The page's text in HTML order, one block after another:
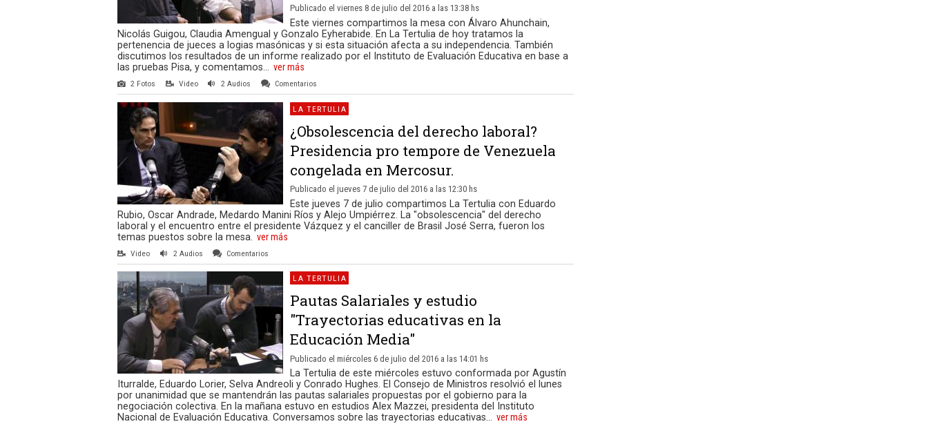
Publicado el viernes 8 de julio del 2016 a las 13:38 hs
Este viernes compartimos la mesa con Álvaro Ahunchain,
Nicolás Guigou, Claudia Amengual y Gonzalo Eyherabide. En La Tertulia de hoy tratamos la
pertenencia de jueces a logias masónicas y si esta situación afecta a su independencia. También
discutimos los resultados de un informe realizado por el Instituto de Evaluación Educativa en base a
las pruebas Pisa, y comentamos...
ver más
2 Fotos Video 2 Audios Comentarios
LA TERTULIA
¿Obsolescencia del derecho laboral?
Presidencia pro tempore de Venezuela
congelada en Mercosur.
Publicado el jueves 7 de julio del 2016 a las 12:30 hs
Este jueves 7 de julio compartimos La Tertulia con Eduardo
Rubio, Oscar Andrade, Medardo Manini Ríos y Alejo Umpiérrez. La "obsolescencia" del derecho
laboral y el encuentro entre el presidente Vázquez y el canciller de Brasil José Serra, fueron los
temas puestos sobre la mesa.
ver más
Video 2 Audios Comentarios
LA TERTULIA
Pautas Salariales y estudio
"Trayectorias educativas en la
Educación Media"
Publicado el miércoles 6 de julio del 2016 a las 14:01 hs
La Tertulia de este miércoles estuvo conformada por Agustín
Iturralde, Eduardo Lorier, Selva Andreoli y Conrado Hughes. El Consejo de Ministros resolvió el lunes
por unanimidad que se mantendrán las pautas salariales propuestas por el gobierno para la
negociación colectiva. En la mañana estuvo en estudios Alex Mazzei, presidenta del Instituto
Nacional de Evaluación Educativa. Conversamos sobre las trayectorias educativas... ver más